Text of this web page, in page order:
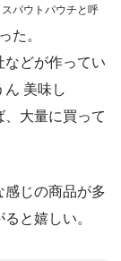
スパウトパウチと呼
た。
などが作ってい
ん 美味し
大量に買って
感じの商品が多
と嬉しい。